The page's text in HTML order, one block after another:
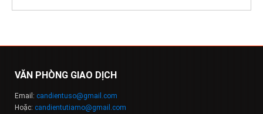
VĂN PHÒNG GIAO DỊCH
Email: candientuso@gmail.com
Hoặc: candientutiamo@gmail.com